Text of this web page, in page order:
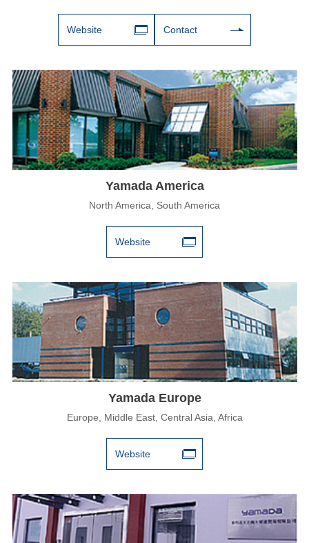
Website Contact
Yamada America
North America, South America
Website
Yamada Europe
Europe, Middle East, Central Asia, Africa
Website